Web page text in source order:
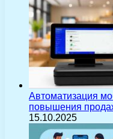
Автоматизация
повышения
15.10.2025